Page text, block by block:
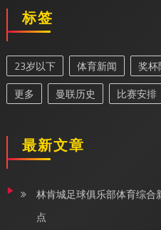
标签
23岁以下 体育新闻 奖杯
更多
曼联历史 比赛安排
最新文章
林肯城足球俱乐部体育综
点